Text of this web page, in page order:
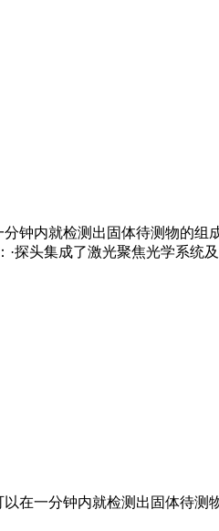
钟内就检测出固体待测物的
头集成了激光聚焦光学系统
在一分钟内就检测出固体待